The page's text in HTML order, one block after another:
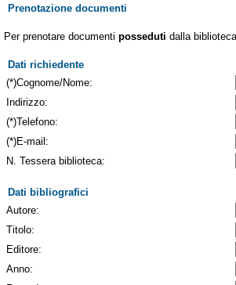
Prenotazione documenti
Per prenotare documenti posseduti dalla
Dati richiedente
(*)Cognome/Nome:
Indirizzo:
(*)Telefono:
(*)E-mail:
N. Tessera biblioteca:
Dati bibliografici
Autore:
Titolo:
Editore:
Anno: